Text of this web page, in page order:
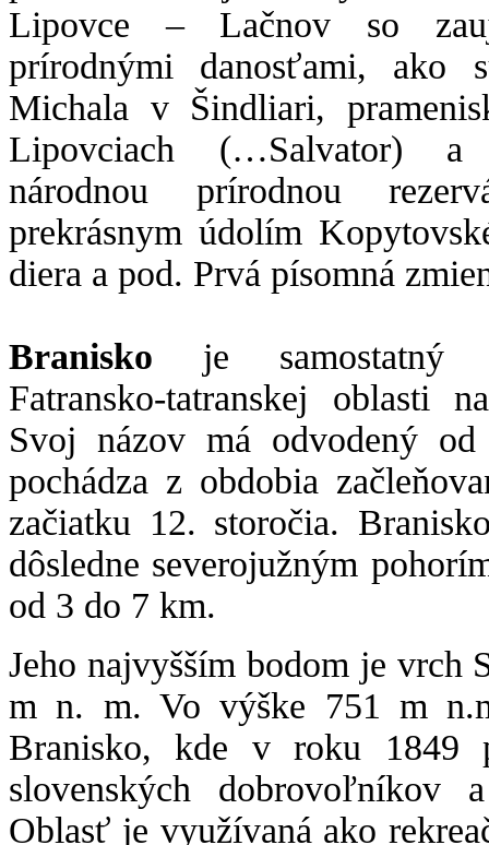
Lipovce – Lačnov so
prírodnými danosťami, ako
Michala v Šindliari,
Lipovciach (…Salvator) a
národnou prírodnou
prekrásnym údolím
diera a pod. Prvá písomná
Branisko je samostatný
Fatransko-tatranskej oblasti
Svoj názov má odvodený
pochádza z obdobia
začiatku 12. storočia.
dôsledne severojužným
od 3 do 7 km.
Jeho najvyšším bodom je vrch
m n. m. Vo výške 751 m
Branisko, kde v roku 1849
slovenských dobrovoľníkov
Oblasť je využívaná ako